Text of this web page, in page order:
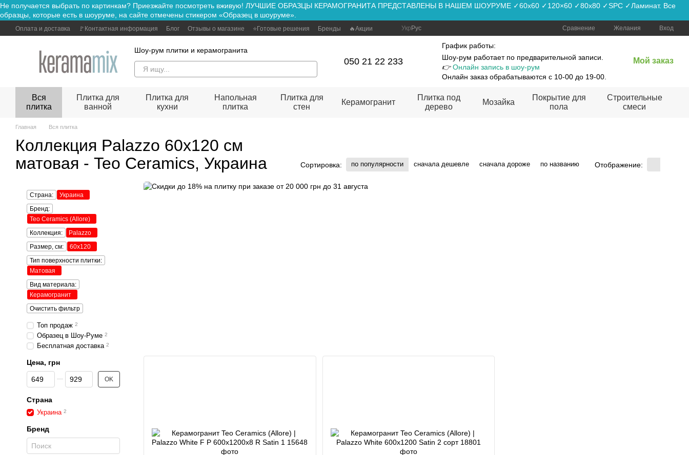
Перейти к основному контенту
Не получается выбрать по картинкам? Приезжайте посмотреть вживую! ЛУЧШИЕ ОБРАЗЦЫ КЕРАМОГРАНИТА ПРЕДСТАВЛЕНЫ В НАШЕМ ШОУРУМЕ ✓60x60 ✓120×60 ✓80x80 ✓SPC ✓Ламинат. Все
образцы, которые есть в шоуруме, на сайте отмечены стикером «Образец в шоуруме».
Оплата и доставка 🚩Контактная информация Блог Отзывы о магазине ⭐Готовые решения Бренды 🔥Акции Укр Рус Сравнение Желания Вход
Шоу-рум плитки и керамогранита
050 21 22 233
График работы:
Шоу-рум работает по предварительной записи.
👉Онлайн запись в шоу-рум
Онлайн заказ обрабатываются с 10-00 до 19-00.
Мой заказ
Вся
плитка
Плитка для
ванной
Плитка для
кухни
Напольная
плитка
Плитка для
стен
Керамогранит
Плитка под
дерево
Мозайка
Покрытие для
пола
Строительные
смеси
Главная Вся плитка
Коллекция Palazzo 60x120 см
матовая - Teo Ceramics, Украина
Сортировка: по популярности сначала дешевле сначала дороже по названию Отображение:
Страна:
Украина
Бренд:
Teo Ceramics (Allore)
Коллекция:
Palazzo
Размер, см:
60x120
Тип поверхности плитки:
Матовая
Вид материала:
Керамогранит
Очистить фильтр
Топ продаж 2
Образец в Шоу-Руме 2
Бесплатная доставка 2
Цена, грн
От Цена, грн
До Цена, грн OK
Страна
Украина 2
Бренд